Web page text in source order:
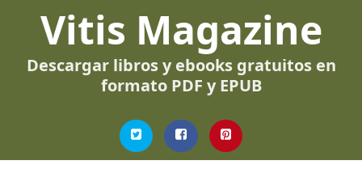
Vitis Magazine
Descargar libros y ebooks gratuitos en
formato PDF y EPUB